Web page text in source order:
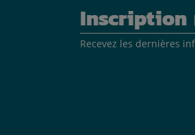
Inscription
Recevez les dernières